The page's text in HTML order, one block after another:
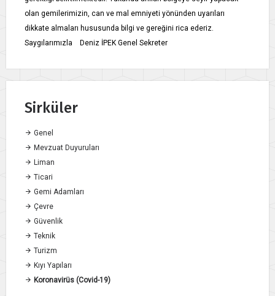
olan gemilerimizin, can ve mal emniyeti yönünden uyarıları
dikkate almaları hususunda bilgi ve gereğini rica ederiz.
Saygılarımızla Deniz İPEK Genel Sekreter
Sirküler
Genel
Mevzuat Duyuruları
Liman
Ticari
Gemi Adamları
Çevre
Güvenlik
Teknik
Turizm
Kıyı Yapıları
Koronavirüs (Covid-19)